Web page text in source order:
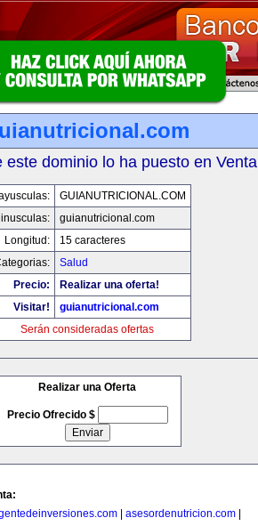
este dominio lo ha puesto en Venta
GUIANUTRICIONAL.COM
guianutricional.com
Longitud:
15 caracteres
Salud
Precio:
Realizar una oferta!
Visitar!
guianutricional.com
Serán consideradas ofertas
Realizar una Oferta
Precio Ofrecido $
asesordenutricion.com